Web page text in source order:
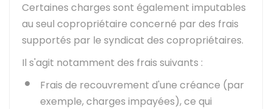
Certaines charges sont également imputables
au seul copropriétaire concerné par des frais
supportés par le syndicat des copropriétaires.
Il s'agit notamment des frais suivants :
Frais de recouvrement d'une créance (par
exemple, charges impayées), ce qui